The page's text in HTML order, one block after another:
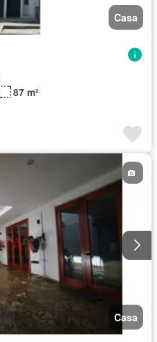
Casa
87 m²
Casa